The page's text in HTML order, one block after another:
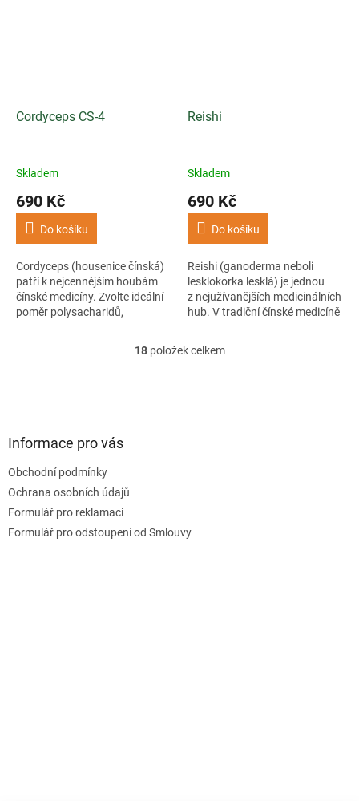
Cordyceps CS-4
Skladem
690 Kč
Do košíku
Cordyceps (housenice čínská)
patří k nejcennějším houbám
čínské medicíny. Zvolte ideální
poměr polysacharidů,
Reishi
Skladem
690 Kč
Do košíku
Reishi (ganoderma neboli
lesklokorka lesklá) je jednou
z nejužívanějších medicinálních
hub. V tradiční čínské medicíně
O
l
y
18položek celkem
Informace pro vás
Obchodní podmínky
Ochrana osobních údajů
Formulář pro reklamaci
Formulář pro odstoupení od Smlouvy